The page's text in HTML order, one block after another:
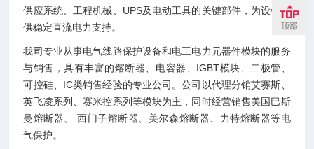
供应系统、工程机械、UPS及电动工具的关键部件，为设备提
供稳定直流电力支持。
我司专业从事电气线路保护设备和电工电力元器件模块的服务
与销售，具有丰富的熔断器、电容器、IGBT模块、二极管、
可控硅、IC类销售经验的专业公司。公司以代理分销艾赛斯、
英飞凌系列、赛米控系列等模块为主，同时经营销售美国巴斯
曼熔断器、 西门子熔断器、美尔森熔断器、力特熔断器等电
气保护。
顶部